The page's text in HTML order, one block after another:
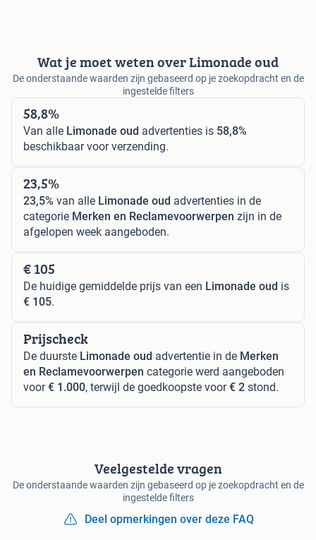
Wat je moet weten over Limonade oud
De onderstaande waarden zijn gebaseerd op je zoekopdracht en de
ingestelde filters
58,8%
Van alle Limonade oud advertenties is 58,8%
beschikbaar voor verzending.
23,5%
23,5% van alle Limonade oud advertenties in de
categorie Merken en Reclamevoorwerpen zijn in de
afgelopen week aangeboden.
€ 105
De huidige gemiddelde prijs van een Limonade oud is
€ 105.
Prijscheck
De duurste Limonade oud advertentie in de Merken
en Reclamevoorwerpen categorie werd aangeboden
voor€ 1.000, terwijl de goedkoopste voor€ 2 stond.
Veelgestelde vragen
De onderstaande waarden zijn gebaseerd op je zoekopdracht en de
ingestelde filters
Deel opmerkingen over deze FAQ